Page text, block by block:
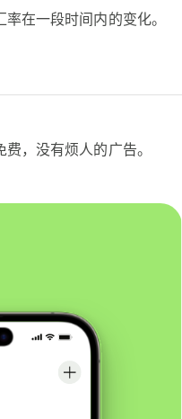
在一段时间内的变化。
，没有烦人的广告。